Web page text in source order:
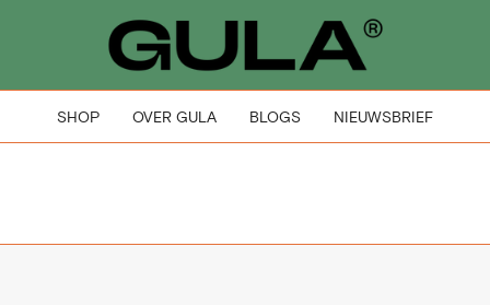
SHOP OVER GULA BLOGS NIEUWSBRIEF